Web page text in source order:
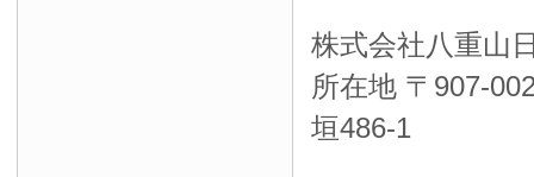
株式会社八重山
所在地 〒 907-
垣486-1